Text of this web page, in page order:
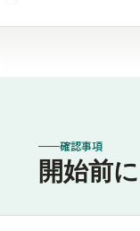
確認事項
開始前